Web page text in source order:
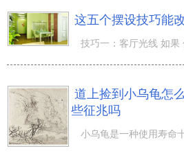
这五个摆设技巧能
道上捡到小乌龟怎
些征兆吗